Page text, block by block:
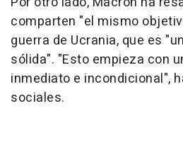
comparten "el mismo
guerra de Ucrania, que es
sólida". "Esto empieza con
inmediato e incondicional",
sociales.